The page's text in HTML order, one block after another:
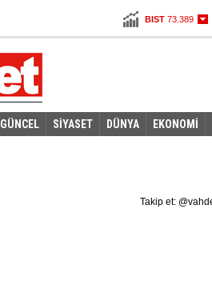
BIST 73.389
Altın107,513
GÜNCEL SİYASET DÜNYA EKONOMİ
Takip et: